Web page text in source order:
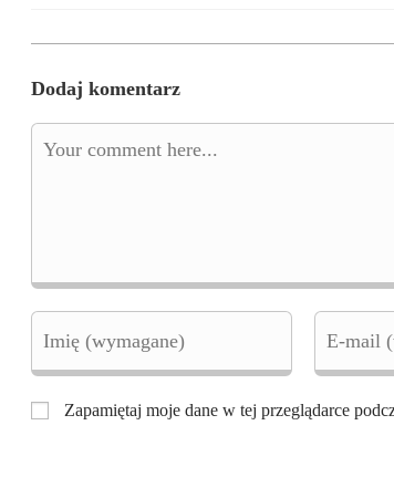
Dodaj komentarz
Comment
Enter
your
username
Enter
your
to
Zapamiętaj moje dane w tej przeglądarce